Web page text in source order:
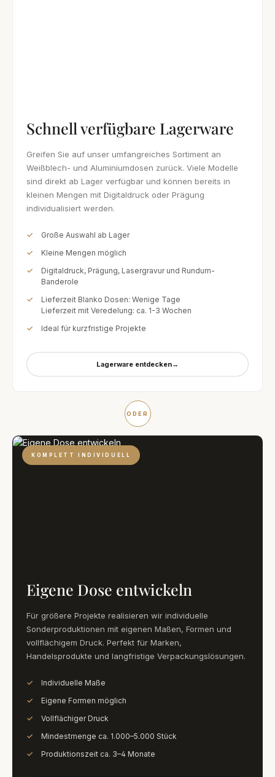
Schnell verfügbare Lagerware
Greifen Sie auf unser umfangreiches Sortiment an
Weißblech- und Aluminiumdosen zurück. Viele Modelle
sind direkt ab Lager verfügbar und können bereits in
kleinen Mengen mit Digitaldruck oder Prägung
individualisiert werden.
Große Auswahl ab Lager
Kleine Mengen möglich
Digitaldruck, Prägung, Lasergravur und Rundum-
Banderole
Lieferzeit Blanko Dosen: Wenige Tage
Lieferzeit mit Veredelung: ca. 1-3 Wochen
Ideal für kurzfristige Projekte
Lagerware entdecken→
ODER
KOMPLETT INDIVIDUELL
Eigene Dose entwickeln
Für größere Projekte realisieren wir individuelle
Sonderproduktionen mit eigenen Maßen, Formen und
vollflächigem Druck. Perfekt für Marken,
Handelsprodukte und langfristige Verpackungslösungen.
Individuelle Maße
Eigene Formen möglich
Vollflächiger Druck
Mindestmenge ca. 1.000–5.000 Stück
Produktionszeit ca. 3–4 Monate